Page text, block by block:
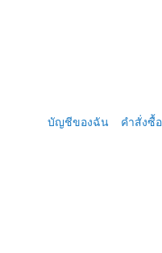
บัญชีของฉัน
คำสั่งซื้